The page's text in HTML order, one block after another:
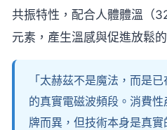
共振特性，配合人體體溫（
元素，產生溫感與促進放鬆的
「太赫茲不是魔法，而是
的真實電磁波頻段。消費
牌而異，但技術本身是真